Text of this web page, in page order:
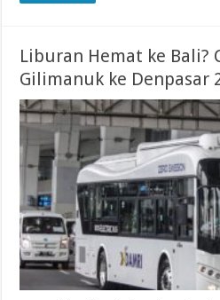
Liburan Hemat ke Bali?
Gilimanuk ke Denpasar